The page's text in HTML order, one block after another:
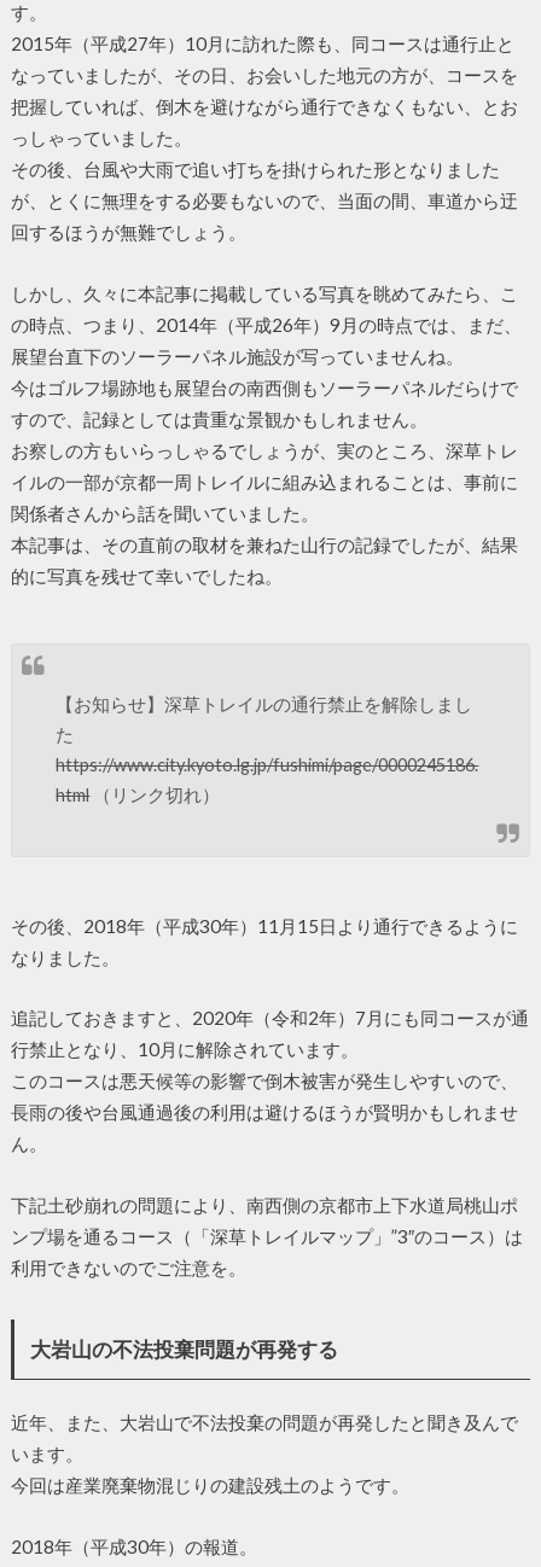
す。
2015年（平成27年）10月に訪れた際も、同コースは通行止と
なっていましたが、その日、お会いした地元の方が、コースを
把握していれば、倒木を避けながら通行できなくもない、とお
っしゃっていました。
その後、台風や大雨で追い打ちを掛けられた形となりました
が、とくに無理をする必要もないので、当面の間、車道から迂
回するほうが無難でしょう。
しかし、久々に本記事に掲載している写真を眺めてみたら、こ
の時点、つまり、2014年（平成26年）9月の時点では、まだ、
展望台直下のソーラーパネル施設が写っていませんね。
今はゴルフ場跡地も展望台の南西側もソーラーパネルだらけで
すので、記録としては貴重な景観かもしれません。
お察しの方もいらっしゃるでしょうが、実のところ、深草トレ
イルの一部が京都一周トレイルに組み込まれることは、事前に
関係者さんから話を聞いていました。
本記事は、その直前の取材を兼ねた山行の記録でしたが、結果
的に写真を残せて幸いでしたね。
【お知らせ】深草トレイルの通行禁止を解除しまし
た
https://www.city.kyoto.lg.jp/fushimi/page/0000245186.
html（リンク切れ）
その後、2018年（平成30年）11月15日より通行できるように
なりました。
追記しておきますと、2020年（令和2年）7月にも同コースが通
行禁止となり、10月に解除されています。
このコースは悪天候等の影響で倒木被害が発生しやすいので、
長雨の後や台風通過後の利用は避けるほうが賢明かもしれませ
ん。
下記土砂崩れの問題により、南西側の京都市上下水道局桃山ポ
ンプ場を通るコース（「深草トレイルマップ」”3″のコース）は
利用できないのでご注意を。
大岩山の不法投棄問題が再発する
近年、また、大岩山で不法投棄の問題が再発したと聞き及んで
います。
今回は産業廃棄物混じりの建設残土のようです。
2018年（平成30年）の報道。